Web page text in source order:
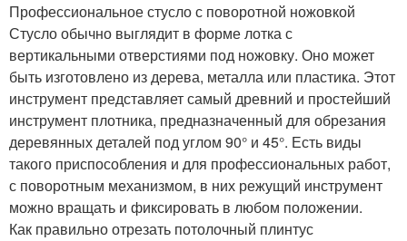
Профессиональное стусло с поворотной ножовкой
Стусло обычно выглядит в форме лотка с
вертикальными отверстиями под ножовку. Оно может
быть изготовлено из дерева, металла или пластика. Этот
инструмент представляет самый древний и простейший
инструмент плотника, предназначенный для обрезания
деревянных деталей под углом 90° и 45°. Есть виды
такого приспособления и для профессиональных работ,
с поворотным механизмом, в них режущий инструмент
можно вращать и фиксировать в любом положении.
Как правильно отрезать потолочный плинтус